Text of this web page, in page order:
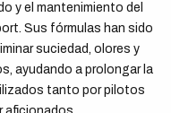
y el mantenimiento del
Sus fórmulas han sido
suciedad, olores y
ayudando a prolongar la
tanto por pilotos